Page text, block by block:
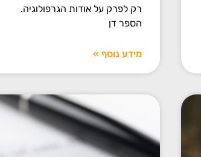
רק לפרק על אודות הגרפולוגיה.
הספר דן
מידע נוסף »